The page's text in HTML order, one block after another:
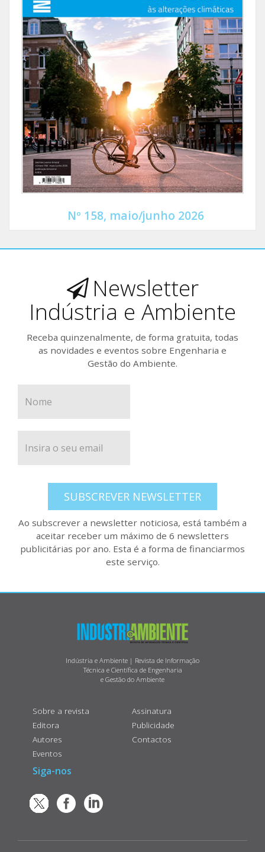
Nº 158, maio/junho 2026
Newsletter
Indústria e Ambiente
Receba quinzenalmente, de forma gratuita, todas
as novidades e eventos sobre Engenharia e
Gestão do Ambiente.
SUBSCREVER NEWSLETTER
Ao subscrever a newsletter noticiosa, está também a
aceitar receber um máximo de 6 newsletters
publicitárias por ano. Esta é a forma de financiarmos
este serviço.
Indústria e Ambiente | Revista de Informação
Técnica e Científica de Engenharia
e Gestão do Ambiente
Sobre a revista
Editora
Autores
Eventos
Assinatura
Publicidade
Contactos
Siga-nos